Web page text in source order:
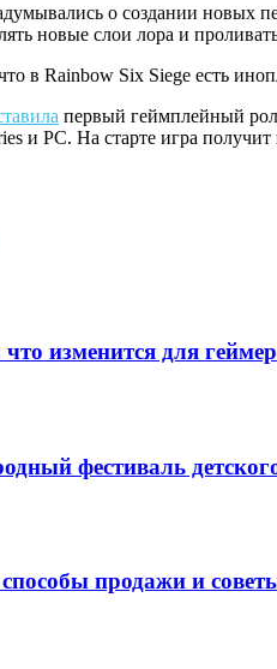
о создании новых
новые слои лора и
в Rainbow Six Siege есть
первый геймплейный
и PC. На старте игра
изменится для
фестиваль
продажи и